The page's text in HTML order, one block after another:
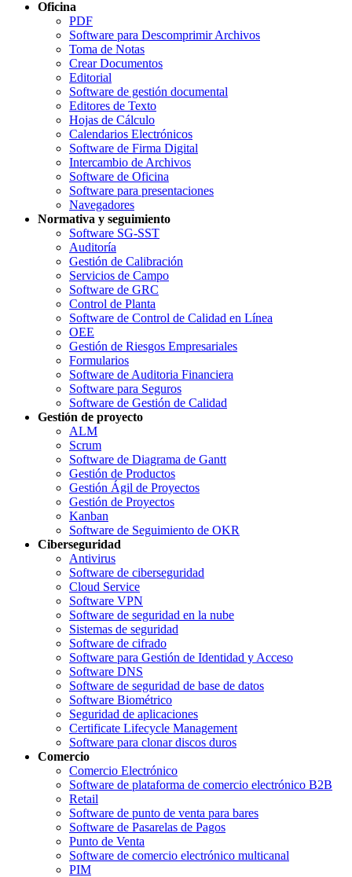
Oficina
PDF
Software para Descomprimir Archivos
Toma de Notas
Crear Documentos
Editorial
Software de gestión documental
Editores de Texto
Hojas de Cálculo
Calendarios Electrónicos
Software de Firma Digital
Intercambio de Archivos
Software de Oficina
Software para presentaciones
Navegadores
Normativa y seguimiento
Software SG-SST
Auditoría
Gestión de Calibración
Servicios de Campo
Software de GRC
Control de Planta
Software de Control de Calidad en Línea
OEE
Gestión de Riesgos Empresariales
Formularios
Software de Auditoria Financiera
Software para Seguros
Software de Gestión de Calidad
Gestión de proyecto
ALM
Scrum
Software de Diagrama de Gantt
Gestión de Productos
Gestión Ágil de Proyectos
Gestión de Proyectos
Kanban
Software de Seguimiento de OKR
Ciberseguridad
Antivirus
Software de ciberseguridad
Cloud Service
Software VPN
Software de seguridad en la nube
Sistemas de seguridad
Software de cifrado
Software para Gestión de Identidad y Acceso
Software DNS
Software de seguridad de base de datos
Software Biométrico
Seguridad de aplicaciones
Certificate Lifecycle Management
Software para clonar discos duros
Comercio
Comercio Electrónico
Software de plataforma de comercio electrónico B2B
Retail
Software de punto de venta para bares
Software de Pasarelas de Pagos
Punto de Venta
Software de comercio electrónico multicanal
PIM